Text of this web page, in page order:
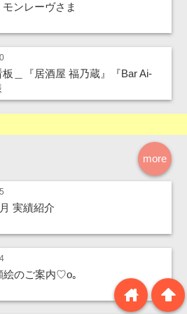
モンレーヴさま
板＿『居酒屋 福乃蔵』『Bar Ai-
more
実績紹介
のご案内♡o｡
arrowup
home